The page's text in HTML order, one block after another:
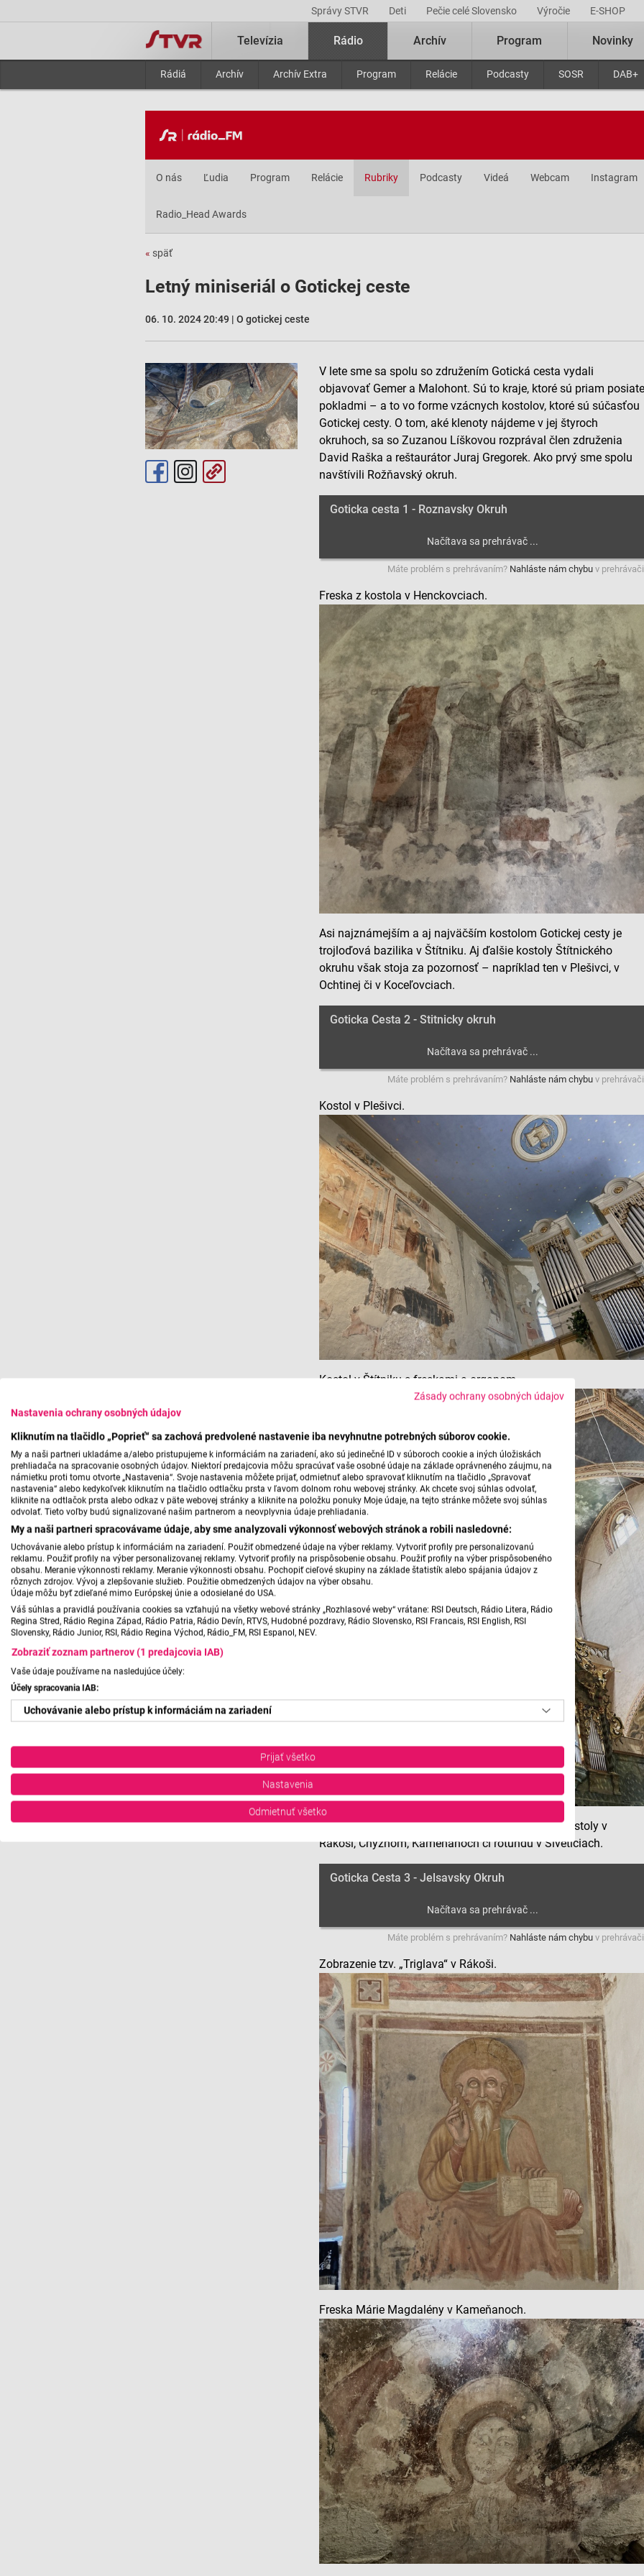
Zásady ochrany osobných údajov
Nastavenia ochrany osobných údajov
Kliknutím na tlačidlo „Poprieť“ sa zachová predvolené nastavenie iba nevyhnutne potrebných súborov cookie.
My a naši partneri ukladáme a/alebo pristupujeme k informáciám na zariadení, ako sú jedinečné ID v súboroch cookie a iných úložiskách
prehliadača na spracovanie osobných údajov. Niektorí predajcovia môžu spracúvať vaše osobné údaje na základe oprávneného záujmu, na
námietku proti tomu otvorte „Nastavenia“. Svoje nastavenia môžete prijať, odmietnuť alebo spravovať kliknutím na tlačidlo „Spravovať
nastavenia“ alebo kedykoľvek kliknutím na tlačidlo odtlačku prsta v ľavom dolnom rohu webovej stránky. Ak chcete svoj súhlas odvolať,
kliknite na odtlačok prsta alebo odkaz v päte webovej stránky a kliknite na položku ponuky Moje údaje, na tejto stránke môžete svoj súhlas
odvolať. Tieto voľby budú signalizované našim partnerom a neovplyvnia údaje prehliadania.
My a naši partneri spracovávame údaje, aby sme analyzovali výkonnosť webových stránok a robili nasledovné:
Uchovávanie alebo prístup k informáciám na zariadení. Použiť obmedzené údaje na výber reklamy. Vytvoriť profily pre personalizovanú
reklamu. Použiť profily na výber personalizovanej reklamy. Vytvoriť profily na prispôsobenie obsahu. Použiť profily na výber prispôsobeného
obsahu. Meranie výkonnosti reklamy. Meranie výkonnosti obsahu. Pochopiť cieľové skupiny na základe štatistík alebo spájania údajov z
rôznych zdrojov. Vývoj a zlepšovanie služieb. Použitie obmedzených údajov na výber obsahu.
Údaje môžu byť zdieľané mimo Európskej únie a odosielané do USA.
Váš súhlas a pravidlá používania cookies sa vzťahujú na všetky webové stránky „Rozhlasové weby“ vrátane: RSI Deutsch, Rádio Litera, Rádio
Regina Stred, Rádio Regina Západ, Rádio Patria, Rádio Devín, RTVS, Hudobné pozdravy, Rádio Slovensko, RSI Francais, RSI English, RSI
Slovensky, Rádio Junior, RSI, Rádio Regina Východ, Rádio_FM, RSI Espanol, NEV.
Zobraziť zoznam partnerov (1 predajcovia IAB)
Vaše údaje používame na nasledujúce účely:
Účely spracovania IAB:
Uchovávanie alebo prístup k informáciám na zariadení
Vytvoriť profily pre personalizovanú reklamu
Použiť profily na výber personalizovanej reklamy
Pochopiť cieľové skupiny na základe štatistík alebo spájania údajov z rôznych zdrojov
Identifikácia zariadení na základe aktívne vyžiadaných informácií
Prijať všetko
Nastavenia
Odmietnuť všetko
Správy STVR Deti Pečie celé Slovensko Výročie E-SHOP
Televízia Rádio
Rádiá Archív Archív Extra Program Relácie Podcasty SOSR DAB+
Archív Program Novinky
O nás Ľudia Program Relácie Rubriky Podcasty Videá Webcam Instagram
Radio_Head Awards
« späť
Letný miniseriál o Gotickej ceste
06. 10. 2024 20:49 | O gotickej ceste
V lete sme sa spolu so združením Gotická cesta vydali
objavovať Gemer a Malohont. Sú to kraje, ktoré sú priam
pokladmi – a to vo forme vzácnych kostolov, ktoré sú súčasťou
Gotickej cesty. O tom, aké klenoty nájdeme v jej štyroch
okruhoch, sa so Zuzanou Líškovou rozprával člen združenia
David Raška a reštaurátor Juraj Gregorek. Ako prvý sme spolu
navštívili Rožňavský okruh.
Goticka cesta 1 - Roznavsky Okruh
Máte problém s prehrávaním? Nahláste nám chybu v
Freska z kostola v Henckovciach.
Asi najznámejším a aj najväčším kostolom Gotickej cesty je
trojloďová bazilika v Štítniku. Aj ďalšie kostoly Štítnického
okruhu však stoja za pozornosť – napríklad ten v Plešivci, v
Ochtinej či v Koceľovciach.
Goticka Cesta 2 - Stitnicky okruh
Máte problém s prehrávaním? Nahláste nám chybu v
Kostol v Plešivci.
Kostol v Štítniku s freskami a organom.
V Jelšavskom okruhu môžeme nájsť významné kostoly v
Rákoši, Chyžnom, Kameňanoch či rotundu v Šiveticiach.
Goticka Cesta 3 - Jelsavsky Okruh
Máte problém s prehrávaním? Nahláste nám chybu v
Zobrazenie tzv. „Triglava“ v Rákoši.
Freska Márie Magdalény v Kameňanoch.